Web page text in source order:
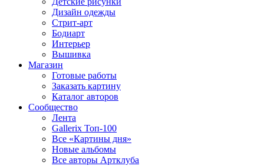
Дизайн одежды
Стрит-арт
Бодиарт
Интерьер
Вышивка
Магазин
Готовые работы
Заказать картину
Каталог авторов
Сообщество
Лента
Gallerix Топ-100
Все «Картины дня»
Новые альбомы
Все авторы Артклуба